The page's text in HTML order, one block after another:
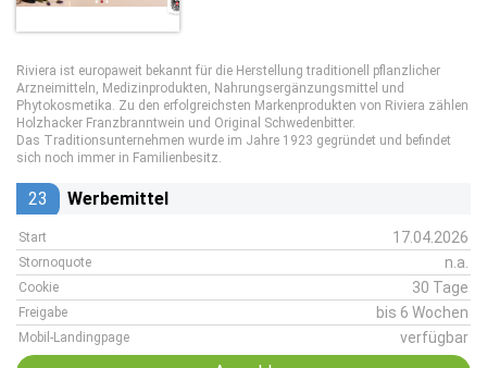
Riviera ist europaweit bekannt für die Herstellung traditionell pflanzlicher
Arzneimitteln, Medizinprodukten, Nahrungsergänzungsmittel und
Phytokosmetika. Zu den erfolgreichsten Markenprodukten von Riviera zählen
Holzhacker Franzbranntwein und Original Schwedenbitter.
Das Traditionsunternehmen wurde im Jahre 1923 gegründet und befindet
sich noch immer in Familienbesitz.
23 Werbemittel
Start 17.04.2026
Stornoquote n.a.
Cookie 30 Tage
Freigabe bis 6 Wochen
Mobil-Landingpage verfügbar